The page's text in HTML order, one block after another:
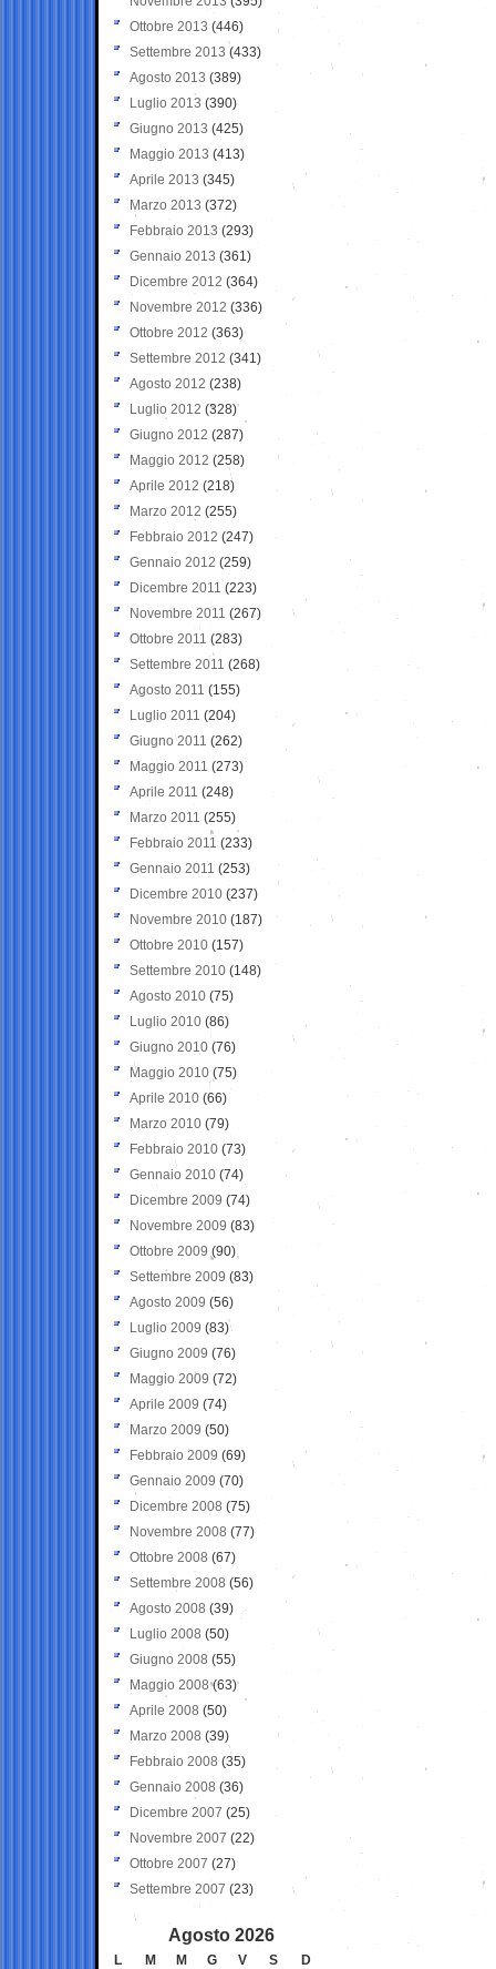
Ottobre 2013 (446)
Settembre 2013 (433)
Agosto 2013 (389)
Luglio 2013 (390)
Giugno 2013 (425)
Maggio 2013 (413)
Aprile 2013 (345)
Marzo 2013 (372)
Febbraio 2013 (293)
Gennaio 2013 (361)
Dicembre 2012 (364)
Novembre 2012 (336)
Ottobre 2012 (363)
Settembre 2012 (341)
Agosto 2012 (238)
Luglio 2012 (328)
Giugno 2012 (287)
Maggio 2012 (258)
Aprile 2012 (218)
Marzo 2012 (255)
Febbraio 2012 (247)
Gennaio 2012 (259)
Dicembre 2011 (223)
Novembre 2011 (267)
Ottobre 2011 (283)
Settembre 2011 (268)
Agosto 2011 (155)
Luglio 2011 (204)
Giugno 2011 (262)
Maggio 2011 (273)
Aprile 2011 (248)
Marzo 2011 (255)
Febbraio 2011 (233)
Gennaio 2011 (253)
Dicembre 2010 (237)
Novembre 2010 (187)
Ottobre 2010 (157)
Settembre 2010 (148)
Agosto 2010 (75)
Luglio 2010 (86)
Giugno 2010 (76)
Maggio 2010 (75)
Aprile 2010 (66)
Marzo 2010 (79)
Febbraio 2010 (73)
Gennaio 2010 (74)
Dicembre 2009 (74)
Novembre 2009 (83)
Ottobre 2009 (90)
Settembre 2009 (83)
Agosto 2009 (56)
Luglio 2009 (83)
Giugno 2009 (76)
Maggio 2009 (72)
Aprile 2009 (74)
Marzo 2009 (50)
Febbraio 2009 (69)
Gennaio 2009 (70)
Dicembre 2008 (75)
Novembre 2008 (77)
Ottobre 2008 (67)
Settembre 2008 (56)
Agosto 2008 (39)
Luglio 2008 (50)
Giugno 2008 (55)
Maggio 2008(63)
Aprile 2008 (50)
Marzo 2008 (39)
Febbraio 2008 (35)
Gennaio 2008 (36)
Dicembre 2007 (25)
Novembre 2007 (22)
Ottobre 2007 (27)
Settembre 2007 (23)
Agosto 2026
L M M G V S
D